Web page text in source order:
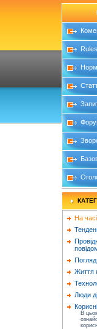
Rules
На часі
Погляд
Життя
Люди
В